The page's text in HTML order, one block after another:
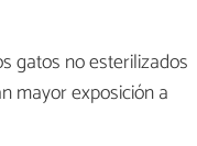
gatos no esterilizados
mayor exposición a